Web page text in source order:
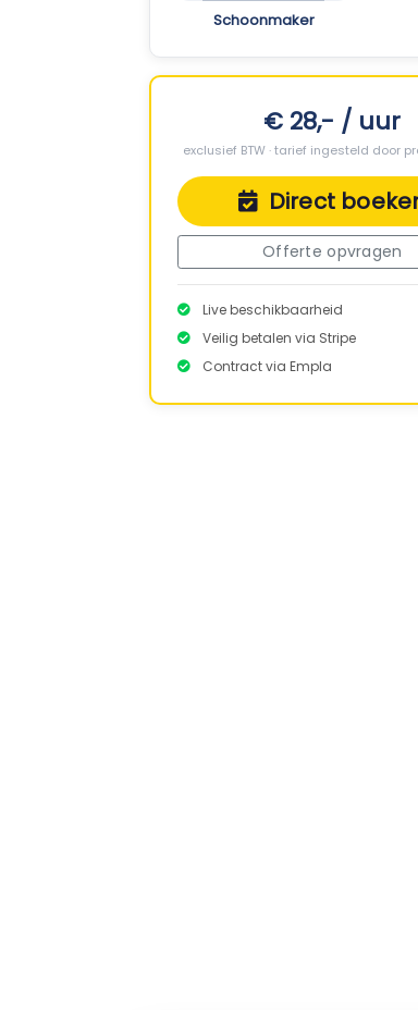
Schoonmaker
€ 28,- / uur
exclusief BTW · tarief ingesteld door
Direct
Offerte opvragen
Live beschikbaarheid
Veilig betalen via Stripe
Contract via Empla